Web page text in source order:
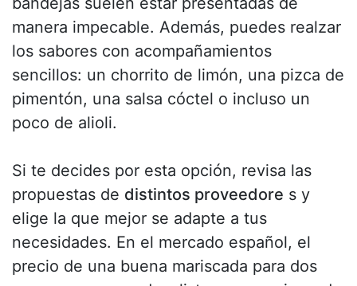
manera impecable. Además, puedes realzar
los sabores con acompañamientos
sencillos: un chorrito de limón, una pizca de
pimentón, una salsa cóctel o incluso un
poco de alioli.
Si te decides por esta opción, revisa las
propuestas de distintos proveedore s y
elige la que mejor se adapte a tus
necesidades. En el mercado español, el
precio de una buena mariscada para dos